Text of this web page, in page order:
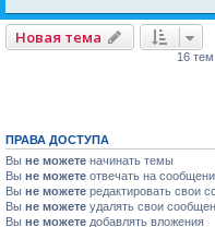
Новая тема
16
ПРАВА ДОСТУПА
Вы не можете начинать темы
Вы не можете отвечать на
Вы не можете редактировать свои
Вы не можете удалять свои
Вы не можете добавлять вложения